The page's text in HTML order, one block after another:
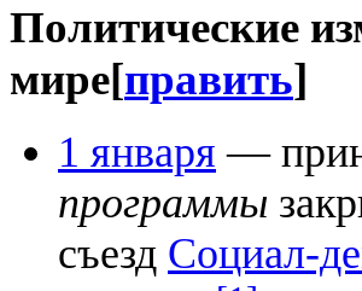
Политические
мире[править]
1 января —
программы
съезд Социал-